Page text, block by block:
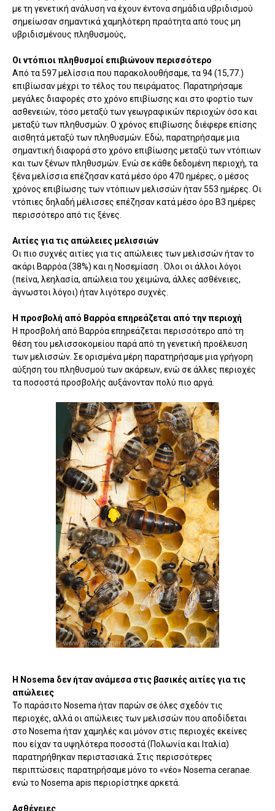
με τη γενετική ανάλυση να έχουν έντονα σημάδια υβριδισμού
σημεί­ωσαν σημαντικά χαμηλότερη πραότητα από τους μη
υβριδισμένους πληθυ­σμούς,
Οι ντόπιοι πληθυσμοί επιβιώνουν περισσότερο
Από τα 597 μελίσσια που παρακολουθήσαμε, τα 94 (15,77.)
επιβίωσαν μέχρι το τέλος του πειράματος. Παρατηρήσαμε
μεγάλες διαφορές στο χρόνο επι­βίωσης και στο φορτίο των
ασθενειών, τόσο μεταξύ των γεωγραφικών πε­ριοχών όσο και
μεταξύ των πληθυσμών. Ο χρόνος επιβίωσης διέφερε επίσης
αισθητά μεταξύ των πληθυσμών. Εδώ, παρατηρήσαμε μια
σημαντική διαφορά στο χρόνο επιβίωσης μεταξύ των ντόπιων
και των ξένων πληθυσμών. Ενώ σε κάθε δεδομένη περιοχή, τα
ξένα μελίσσια επέζησαν κατά μέσο όρο 470 ημέρες, ο μέσος
χρόνος επιβίωσης των ντόπιων μελισσών ήταν 553 ημέ­ρες. Οι
ντόπιες δηλαδή μέλισσες επέζησαν κατά μέσο όρο Β3 ημέρες
περισ­σότερο από τις ξένες.
Αιτίες για τις απώλειες μελισσιών
Οι πιο συχνές αιτίες για τις απώλειες των μελισσών ήταν το
ακάρι Βαρρόα (38%) και η Νοσεμίαση . Όλοι οι άλλοι λόγοι
(πείνα, λεηλασία, απώλεια του χει­μώνα, άλλες ασθένειες,
άγνωστοι λόγοι) ήταν λιγότερο συχνές.
Η προσβολή από Βαρρόα επηρεάζεται από την περιοχή
Η προσβολή από Βαρρόα επηρεάζεται περισσότερο από τη
θέση του μελισσοκομείου παρά από τη γενετική προέλευση
των μελισσών. Σε ορισμένα μέρη παρατηρήσαμε μια γρήγορη
αύξηση του πλη­θυσμού των ακάρεων, ενώ σε άλλες περιοχές
τα ποσοστά προσβολής αυξά­νονταν πολύ πιο αργά.
Η Nosema δεν ήταν ανάμεσα στις βασικές αιτίες για τις
απώλειες
Το παράσιτο Nosema ήταν παρών σε όλες σχεδόν τις
περιοχές, αλλά οι απώλειες των μελισσών που αποδίδεται
στο Nosema ήταν χαμηλές και μόνον στις περιοχές εκείνες
που είχαν τα υψηλότερα ποσοστά (Πολωνία και Ιταλία)
παρατηρήθηκαν περιστασιακά. Στις περισσότερες
περιπτώσεις παρατηρήσαμε μόνο το «νέο» Nosema ceranae.
ενώ το Nosema apis περιορίστηκε αρκετά.
Ασθένειες